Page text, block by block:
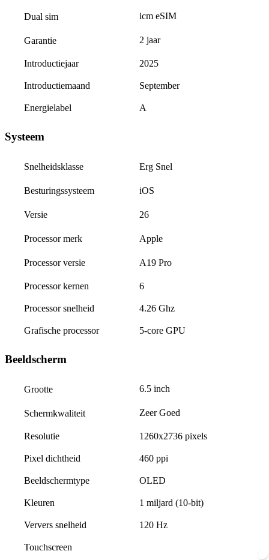
Dual sim icm eSIM
Garantie 2 jaar
Introductiejaar 2025
Introductiemaand September
Energielabel A
Systeem
Snelheidsklasse Erg Snel
Besturingssysteem iOS
Versie 26
Processor merk Apple
Processor versie A19 Pro
Processor kernen 6
Processor snelheid 4.26 Ghz
Grafische processor 5-core GPU
Beeldscherm
Grootte 6.5 inch
Schermkwaliteit Zeer Goed
Resolutie 1260x2736 pixels
Pixel dichtheid 460 ppi
Beeldschermtype OLED
Kleuren 1 miljard (10-bit)
Ververs snelheid 120 Hz
Touchscreen